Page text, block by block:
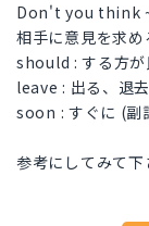
Don't you think
相手に意見を求め
should : する方が
leave : 出る、退
soon : すぐに (副
参考にしてみて下